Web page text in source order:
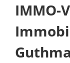
IMMO-